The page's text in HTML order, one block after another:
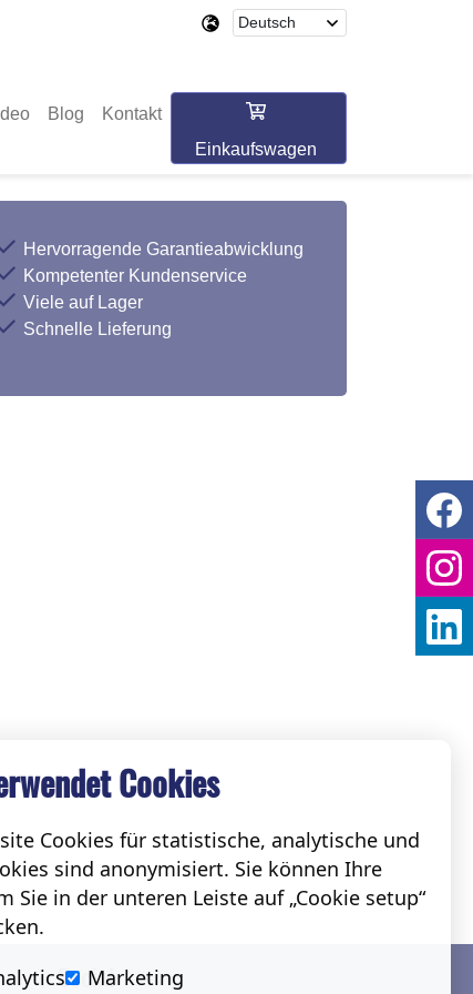
Blog
Kontakt
Einkaufswagen
Hervorragende Garantieabwicklung
Kompetenter Kundenservice
Viele auf Lager
Schnelle Lieferung
Social
Cookies
Cookies für statistische, analytische und
sind anonymisiert. Sie können Ihre
in der unteren Leiste auf „Cookie setup“
Marketing